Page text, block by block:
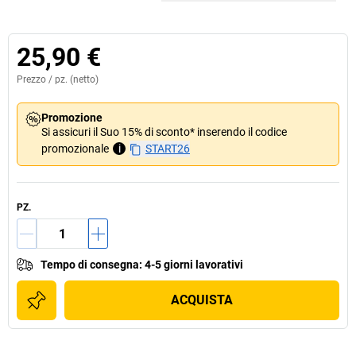
25,90 €
Prezzo / pz. (netto)
Promozione
Si assicuri il Suo 15% di sconto* inserendo il codice
promozionale
i START26
PZ.
Tempo di consegna: 4-5 giorni lavorativi
ACQUISTA